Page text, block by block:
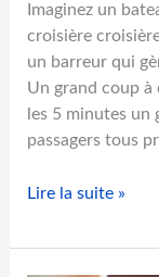
t
Imaginez un
croisière
un barreur qui
Un grand coup
les 5 minutes un
passagers tous
É
e
Lire la suite »